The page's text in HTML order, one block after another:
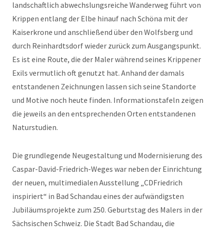
landschaftlich abwechslungsreiche Wanderweg führt von
Krippen entlang der Elbe hinauf nach Schöna mit der
Kaiserkrone und anschließend über den Wolfsberg und
durch Reinhardtsdorf wieder zurück zum Ausgangspunkt.
Es ist eine Route, die der Maler während seines Krippener
Exils vermutlich oft genutzt hat. Anhand der damals
entstandenen Zeichnungen lassen sich seine Standorte
und Motive noch heute finden. Informationstafeln zeigen
die jeweils an den entsprechenden Orten entstandenen
Naturstudien.
Die grundlegende Neugestaltung und Modernisierung des
Caspar-David-Friedrich-Weges war neben der Einrichtung
der neuen, multimedialen Ausstellung „CDFriedrich
inspiriert“ in Bad Schandau eines der aufwändigsten
Jubiläumsprojekte zum 250. Geburtstag des Malers in der
Sächsischen Schweiz. Die Stadt Bad Schandau, die